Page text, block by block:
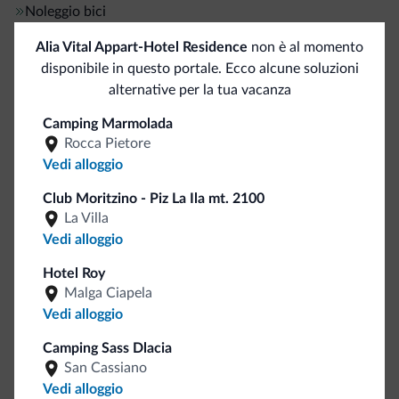
Noleggio bici
Sport e attività
Servizi generali
Aria condizionata
Cassetta di sicurezza
Staff multilingua
Inglese
Tedesco
Motociclisti benvenuti
Pagamenti
Alia Vital Appart-Hotel Residence non è al momento
disponibile in questo portale. Ecco alcune soluzioni
alternative per la tua vacanza
Camping Marmolada
Rocca Pietore
Vedi alloggio
Club Moritzino - Piz La Ila mt. 2100
La Villa
Vedi alloggio
Hotel Roy
Malga Ciapela
Vedi alloggio
Camping Sass Dlacia
San Cassiano
Vedi alloggio